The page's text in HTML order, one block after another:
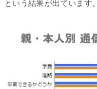
という結果が出ています